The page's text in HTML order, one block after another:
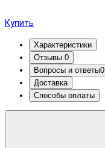
Купить
Характеристики
Отзывы 0
Вопросы и ответы0
Доставка
Способы оплаты